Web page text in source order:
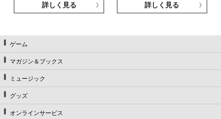
詳しく見る 詳しく見る
ゲーム
マガジン＆ブックス
ミュージック
グッズ
オンラインサービス